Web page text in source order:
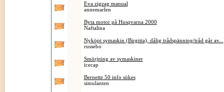
Eva zigzag manual
annemarlen
Byta motor på Husqvarna 2000
Naftalina
Nyköpt symaskin (Birgitta), dålig trådspänning/tråd går av...
russebo
Smörjning av symaskiner
icecap
Bernette 50 info sökes
simulanten